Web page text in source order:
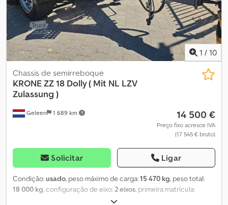
1 / 10
Geleen 1 689 km
Chassis de semirreboque
KRONEZZ 18 Dolly ( Mit NL LZV
Zulassung )
14 500 €
Preço fixo acresce IVA
(17 545 € bruto)
Solicitar Ligar
Condição:usado, peso máximo de carga:15 470 kg, peso total:
18 000 kg, configuração de eixo:2 eixos, primeira matrícula:
, altura total: